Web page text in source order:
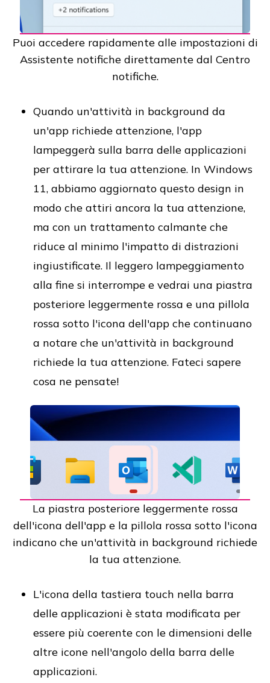
Puoi accedere rapidamente alle impostazioni di
Assistente notifiche direttamente dal Centro
notifiche.
Quando un'attività in background da
un'app richiede attenzione, l'app
lampeggerà sulla barra delle applicazioni
per attirare la tua attenzione. In Windows
11, abbiamo aggiornato questo design in
modo che attiri ancora la tua attenzione,
ma con un trattamento calmante che
riduce al minimo l'impatto di distrazioni
ingiustificate. Il leggero lampeggiamento
alla fine si interrompe e vedrai una piastra
posteriore leggermente rossa e una pillola
rossa sotto l'icona dell'app che continuano
a notare che un'attività in background
richiede la tua attenzione. Fateci sapere
cosa ne pensate!
La piastra posteriore leggermente rossa
dell'icona dell'app e la pillola rossa sotto l'icona
indicano che un'attività in background richiede
la tua attenzione.
L'icona della tastiera touch nella barra
delle applicazioni è stata modificata per
essere più coerente con le dimensioni delle
altre icone nell'angolo della barra delle
applicazioni.